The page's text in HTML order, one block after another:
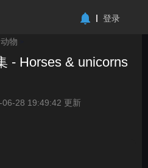
登录
动物
- Horses & unicorns
06-28 19:49:42 更新